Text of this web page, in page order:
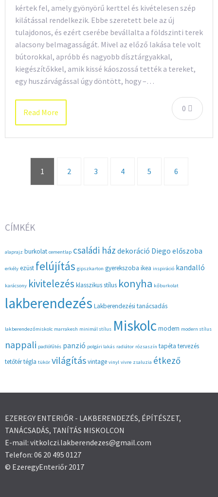
kértek fel, amely gyönyörű kerttel és kivételesen szép
kilátással rendelkezik. Ebbe szeretett bele az új
tulajdonos, és ezért cserébe bevállalta a földszinti terek
alacsony belmagasságát. Mivel az előző lakása tele volt
bútorokkal, apróbb és nagyobb dísztárgyakkal,
kiegészítőkkel, amik kissé káoszossá tették a tereket,
egy huszárvágással úgy döntött, hogy –…
0
Read More
1 2 3 4 5 6
CÍMKÉK
alaprajz burkolat cementlap családi ház dekoráció Diego előszoba
erkély ezüst felújítás gipszkarton gyerekszoba ikea inspiráció kandalló
karácsony kivitelezés klasszikus stílus konyha kőburkolat
lakberendezés Lakberendezési tanácsadás
lakberendezőmiskolc marrakesh minimál stílus Miskolc modern modern stílus
nappali padlófűtés panzió polgári lakás radiátor rózsaszín tapéta tervezés
tetőtértégla tükör világításvintage vinyl vivre zsaluzia étkező
EZEREGY ENTERIŐR - LAKBERENDEZÉS, ÉPÍTÉSZET,
TANÁCSADÁS, TANÍTÁS MISKOLCON
E-mail: vitkolczi.lakberendezes@gmail.com
Telefon: 06 20 495 0127
© EzeregyEnteriőr 2017